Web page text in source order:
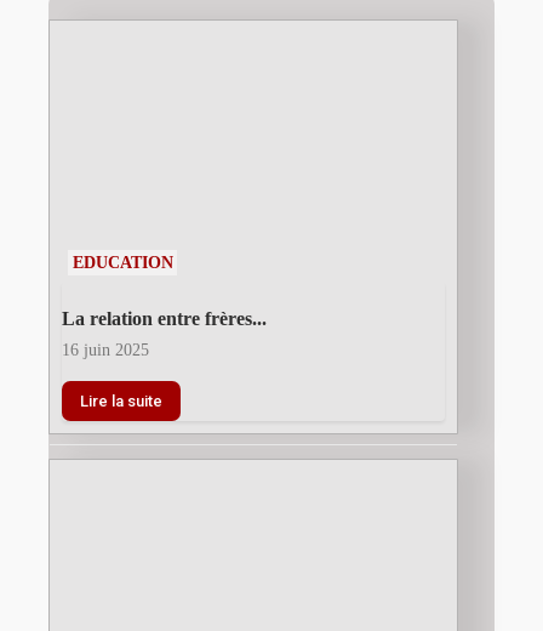
EDUCATION
La relation entre frères...
16 juin 2025
Lire la suite